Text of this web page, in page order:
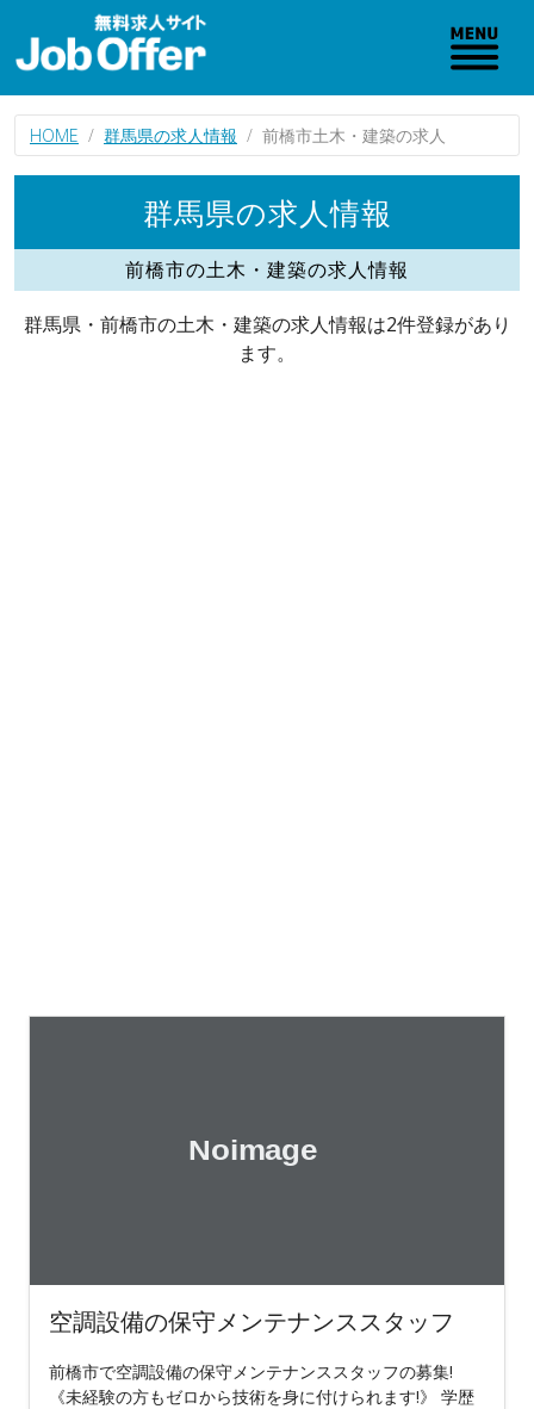
HOME 群馬県の求人情報 前橋市土木・建築の求人
群馬県の求人情報
前橋市の土木・建築の求人情報
群馬県・前橋市の土木・建築の求人情報は2件登録があり
ます。
空調設備の保守メンテナンススタッフ
前橋市で空調設備の保守メンテナンススタッフの募集!
《未経験の方もゼロから技術を身に付けられます!》 学歴